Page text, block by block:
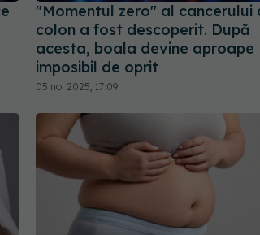
"Momentul zero" al cancerului
colon a fost descoperit. După
acesta, boala devine aproape
imposibil de oprit
05 noi 2025, 17:09